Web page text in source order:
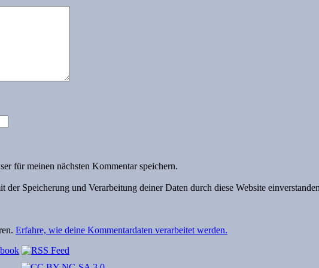
für meinen nächsten Kommentar speichern.
Speicherung und Verarbeitung deiner Daten durch diese Website
Erfahre, wie deine Kommentardaten verarbeitet werden.